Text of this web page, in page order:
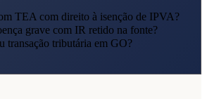
TEA com direito à isenção de IPVA?
grave com IR retido na fonte?
transação tributária em GO?